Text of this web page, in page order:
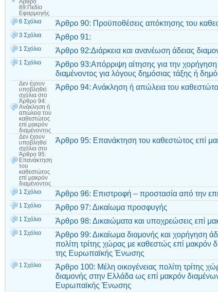
Άρθρο
89:Πεδίο
Εφαρμογής
6 Σχόλια
Άρθρο 90: Προϋποθέσεις απόκτησης του
3 Σχόλια Άρθρο 91:
1 Σχόλιο Άρθρο 92:Διάρκεια και ανανέωση άδειας
1 Σχόλιο
Άρθρο 93:Απόρριψη αίτησης για την χορήγηση
διαμένοντος για λόγους δημόσιας τάξης ή
Δεν έχουν
υποβληθεί
σχόλια στο
Άρθρο 94:
Ανάκληση ή
απώλεια του
καθεστώτος
επί μακρόν
διαμένοντος
Άρθρο 94: Ανάκληση ή απώλεια του
Δεν έχουν
υποβληθεί
σχόλια στο
Άρθρο 95:
Επανάκτηση
του
καθεστώτος
επί μακρόν
διαμένοντος
Άρθρο 95: Επανάκτηση του καθεστώτος επί
1 Σχόλιο Άρθρο 96: Επιστροφή – προστασία από την
1 Σχόλιο Άρθρο 97: Δικαίωμα προσφυγής
1 Σχόλιο Άρθρο 98: Δικαιώματα και υποχρεώσεις επί
1 Σχόλιο
Άρθρο 99: Δικαίωμα διαμονής και χορήγηση
πολίτη τρίτης χώρας με καθεστώς επί μακρόν
της Ευρωπαϊκής Ένωσης
1 Σχόλιο
Άρθρο 100: Μέλη οικογένειας πολίτη τρίτης
διαμονής στην Ελλάδα ως επί μακρόν
Ευρωπαϊκής Ένωσης